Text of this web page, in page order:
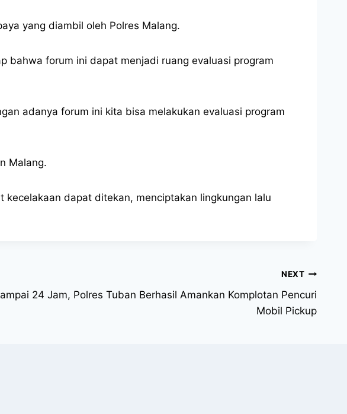
yang diambil oleh Polres Malang.
bahwa forum ini dapat menjadi ruang evaluasi program
adanya forum ini kita bisa melakukan evaluasi program
Malang.
dapat ditekan, menciptakan lingkungan lalu
NEXT
24 Jam, Polres Tuban Berhasil Amankan Komplotan Pencuri
Mobil Pickup